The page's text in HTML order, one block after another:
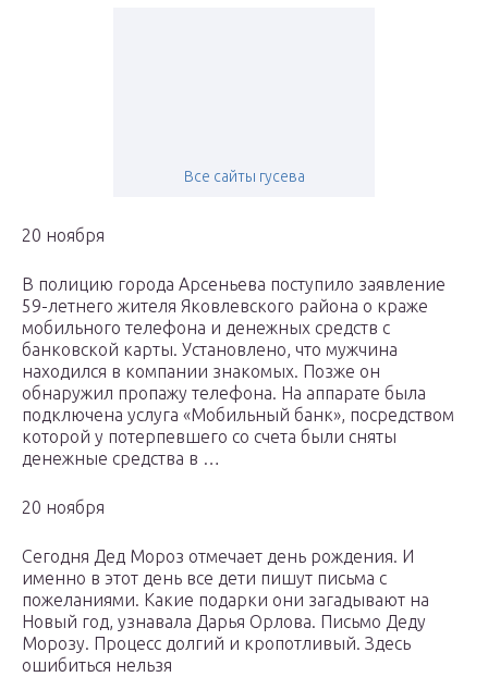
Все сайты гусева
20 ноября
В полицию города Арсеньева поступило заявление
59-летнего жителя Яковлевского района о краже
мобильного телефона и денежных средств с
банковской карты. Установлено, что мужчина
находился в компании знакомых. Позже он
обнаружил пропажу телефона. На аппарате была
подключена услуга «Мобильный банк», посредством
которой у потерпевшего со счета были сняты
денежные средства в …
20 ноября
Сегодня Дед Мороз отмечает день рождения. И
именно в этот день все дети пишут письма с
пожеланиями. Какие подарки они загадывают на
Новый год, узнавала Дарья Орлова. Письмо Деду
Морозу. Процесс долгий и кропотливый. Здесь
ошибиться нельзя